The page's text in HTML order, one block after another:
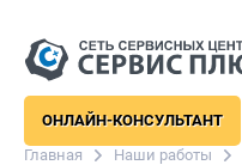
ОНЛАЙН-КОНСУЛЬТАНТ
Главная
Наши работы